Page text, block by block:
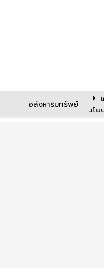
อสังหาริมทรัพย์
นโย